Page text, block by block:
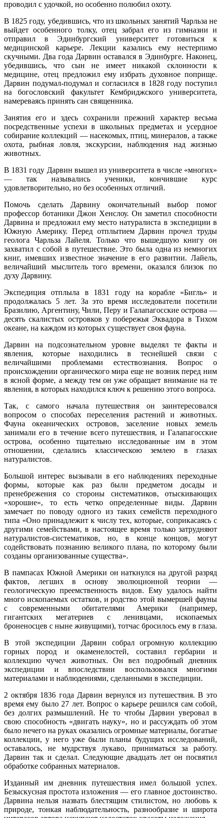
проводил с удочкой, но особенно полюбил охоту.
В 1825 году, убедившись, что из школьных занятий Чарльза не
выйдет особенного толку, отец забрал его из гимназии и
отправил в Эдинбургский университет готовиться к
медицинской карьере. Лекции казались ему нестерпимо
скучными. Два года Дарвин оставался в Эдинбурге. Наконец,
убедившись, что сын не имеет никакой склонности к
медицине, отец предложил ему избрать духовное поприще.
Дарвин подумал-подумал и согласился в 1828 году поступил
на богословский факультет Кембриджского университета,
намереваясь принять сан священника.
Занятия его и здесь сохранили прежний характер весьма
посредственные успехи в школьных предметах и усердное
собирание коллекций — насекомых, птиц, минералов, а также
охота, рыбная ловля, экскурсии, наблюдения над жизнью
животных.
В 1831 году Дарвин вышел из университета в числе «многих»
— так назывались ученики, кончившие курс
удовлетворительно, но без особенных отличий.
Помочь сделать Дарвину окончательный выбор помог
профессор ботаники Джон Хенслоу. Он заметил способности
Дарвина и предложил ему место натуралиста в экспедиции в
Южную Америку. Перед отплытием Дарвин прочел труды
геолога Чарльза Лайеля. Только что вышедшую книгу он
захватил с собой в путешествие. Это была одна из немногих
книг, имевших известное значение в его развитии. Лайель,
величайший мыслитель того времени, оказался близок по
духу Дарвину.
Экспедиция отплыла в 1831 году на корабле «Бигль» и
продолжалась 5 лет. За это время исследователи посетили
Бразилию, Аргентину, Чили, Перу и Галапагосские острова —
десять скалистых островков у побережья Эквадора в Тихом
океане, на каждом из которых существует своя фауна.
Дарвин на подсознательном уровне выделял те факты и
явления, которые находились в теснейшей связи с
величайшими проблемами естествознания. Вопрос о
происхождении органического мира еще не возник перед ним
в ясной форме, а между тем он уже обращает внимание на те
явления, в которых находился ключ к решению этого вопроса.
Так, с самого начала путешествия он заинтересовался
вопросом о способах переселения растений и животных.
Фауна океанических островов, заселение новых земель
занимали его в течение всего путешествия, и Галапагосские
острова, особенно тщательно исследованные им в этом
отношении, сделались классическою землею в глазах
натуралистов.
Большой интерес вызывали в его наблюдениях переходные
формы, которые как раз были предметом досады и
пренебрежения со стороны систематиков, отыскивающих
«хорошие», то есть четко определенные виды. Дарвин
замечает по поводу одного из таких семейств переходного
типа «Оно принадлежит к числу тех, которые, соприкасаясь с
другими семействами, в настоящее время только затрудняют
натуралистов-систематиков, но, в конце концов, могут
содействовать познанию великого плана, по которому были
созданы организованные существа».
В пампасах Южной Америки он наткнулся на другой разряд
фактов, легших в основу эволюционной теории —
геологическую преемственность видов. Ему удалось найти
много ископаемых остатков, и родство этой вымершей фауны
с современными обитателями Америки (например,
гигантских мегатериев с ленивцами, ископаемых
броненосцев с ныне живущими), тотчас бросилось ему в глаза.
В этой экспедиции Дарвин собрал огромную коллекцию
горных пород и окаменелостей, составил гербарии и
коллекцию чучел животных. Он вел подробный дневник
экспедиции и впоследствии воспользовался многими
материалами и наблюдениями, сделанными в экспедиции.
2 октября 1836 года Дарвин вернулся из путешествия. В это
время ему было 27 лет. Вопрос о карьере решился сам собой,
без долгих размышлений. Не то чтобы Дарвин уверовал в
свою способность «двигать науку», но и рассуждать об этом
было нечего на руках оказались огромные материалы, богатые
коллекции, у него уже были планы будущих исследований,
оставалось, не мудрствуя лукаво, приниматься за работу.
Дарвин так и сделал. Следующие двадцать лет он посвятил
обработке собранных материалов.
Изданный им дневник путешествия имел большой успех.
Безыскусная простота изложения — его главное достоинство.
Дарвина нельзя назвать блестящим стилистом, но любовь к
природе, тонкая наблюдательность, разнообразие и широта